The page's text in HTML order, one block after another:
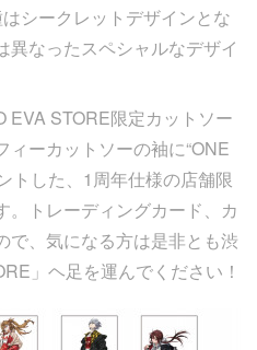
シークレットデザインとな
異なったスペシャルなデザイ
EVA STORE限定カットソー
ィーカットソーの袖に“ONE
トした、1周年仕様の店舗限
。トレーディングカード、カ
で、気になる方は是非とも渋
」ヘ足を運んでください！